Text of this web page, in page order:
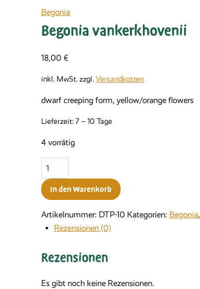
Begonia
Begonia vankerkhovenii
18,00 €
inkl. MwSt. zzgl. Versandkosten
dwarf creeping form, yellow/orange flowers
Lieferzeit: 7 – 10 Tage
4 vorrätig
Begonia
vankerkhovenii
Menge
In den Warenkorb
Artikelnummer: DTP-10 Kategorien: Begonia,
Rezensionen (0)
Rezensionen
Es gibt noch keine Rezensionen.